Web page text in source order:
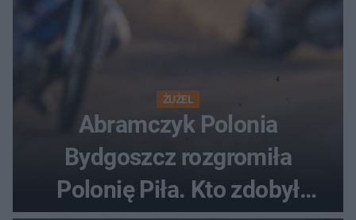
ŻUŻEL
Abramczyk Polonia
Bydgoszcz rozgromiła
Polonię Piła. Kto zdobył